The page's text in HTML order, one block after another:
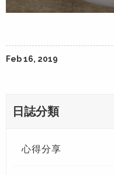
Feb 16, 2019
日誌分類
心得分享